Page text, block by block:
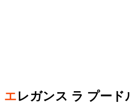
エレガンス ラ プー